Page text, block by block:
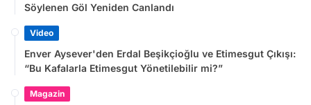
Söylenen Göl Yeniden Canlandı
Video
Enver Aysever'den Erdal Beşikçioğlu ve Etimesgut Çıkışı:
“Bu Kafalarla Etimesgut Yönetilebilir mi?”
Magazin